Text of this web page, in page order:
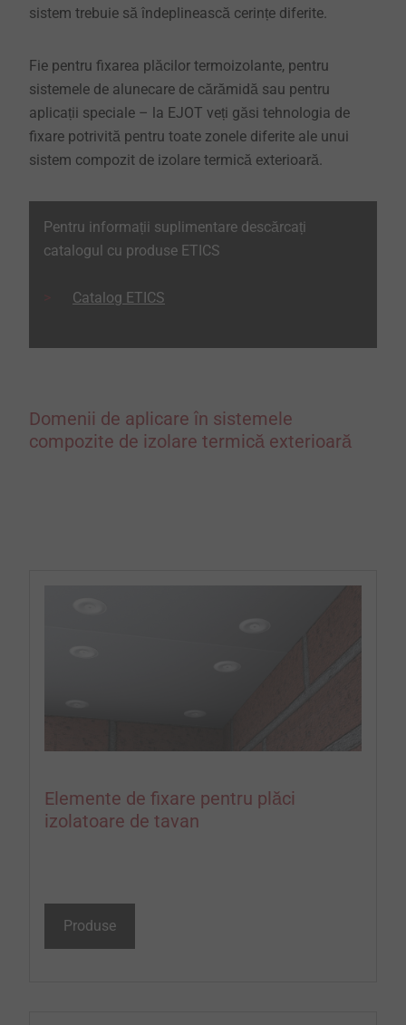
sistem trebuie să îndeplinească cerințe diferite.
Fie pentru fixarea plăcilor termoizolante, pentru
sistemele de alunecare de cărămidă sau pentru
aplicații speciale – la EJOT veți găsi tehnologia de
fixare potrivită pentru toate zonele diferite ale unui
sistem compozit de izolare termică exterioară.
Pentru informații suplimentare descărcați
catalogul cu produse ETICS
​​​​​​​Catalog ETICS
Domenii de aplicare în sistemele
compozite de izolare termică exterioară
Elemente de fixare pentru plăci
izolatoare de tavan
Produse